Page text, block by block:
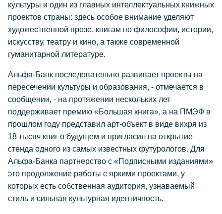
культуры и один из главных интеллектуальных книжных
проектов страны: здесь особое внимание уделяют
художественной прозе, книгам по философии, истории,
искусству, театру и кино, а также современной
гуманитарной литературе.
Альфа-Банк последовательно развивает проекты на
пересечении культуры и образования, - отмечается в
сообщении, - на протяжении нескольких лет
поддерживает премию «Большая книга», а на ПМЭФ в
прошлом году представил арт-объект в виде вихря из
18 тысяч книг о будущем и пригласил на открытие
стенда одного из самых известных футурологов. Для
Альфа-Банка партнерство с «Подписными изданиями»
это продолжение работы с яркими проектами, у
которых есть собственная аудитория, узнаваемый
стиль и сильная культурная идентичность.